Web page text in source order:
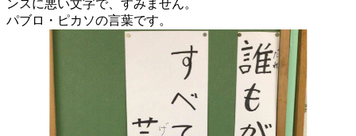
ンスに悪い文字で、すみません。
パブロ・ピカソの言葉です。